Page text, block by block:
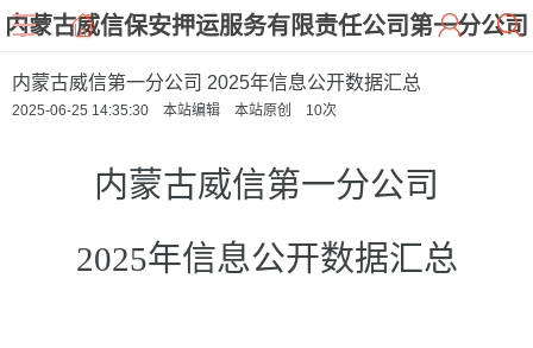
内蒙古威信保安押运服务有限责任公司第一分公司
内蒙古威信第一分公司 2025年信息公开数据汇总
2025-06-25 14:35:30 本站编辑 本站原创 10次
内蒙古威信第一分公司
2025年信息公开数据汇总